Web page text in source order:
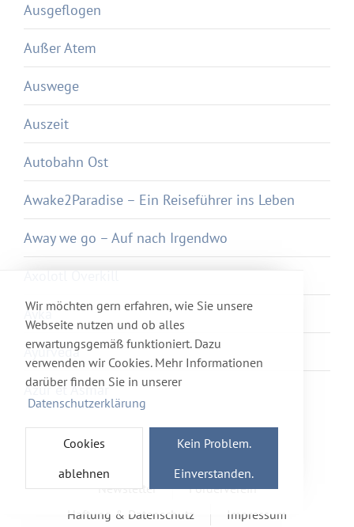
Wir möchten gern erfahren, wie Sie unsere
Webseite nutzen und ob alles
erwartungsgemäß funktioniert. Dazu
verwenden wir Cookies. Mehr Informationen
darüber finden Sie in unserer
Datenschutzerklärung
Cookies
ablehnen
Kein Problem.
Einverstanden.
Ausgeflogen
Außer Atem
Auswege
Auszeit
Autobahn Ost
Awake2Paradise – Ein Reiseführer ins Leben
Away we go – Auf nach Irgendwo
Ayka
Ayurveda
Azur et Asmar
Newsletter
Förderverein
Haftung & Datenschutz
Impressum